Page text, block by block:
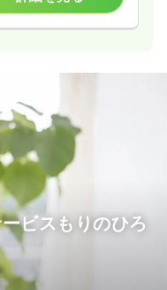
ビスもりのひろ